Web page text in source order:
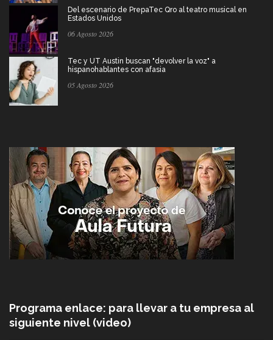
Del escenario de PrepaTec Qro al teatro musical en
Estados Unidos
06 Agosto 2026
Tec y UT Austin buscan "devolver la voz" a
hispanohablantes con afasia
05 Agosto 2026
Programa enlace: para llevar a tu empresa al
siguiente nivel (video)